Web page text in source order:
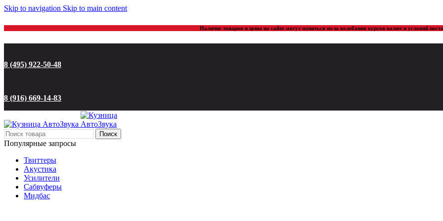
Skip to navigation Skip to main content
Наличие товаров и цены на сайте могут меняться из-за колебания курсов валют и условий
8 (495) 922-50-48
8 (916) 669-14-83
Поиск
Популярные запросы
Твиттеры
Акустика
Усилители
Сабвуферы
Мидбас